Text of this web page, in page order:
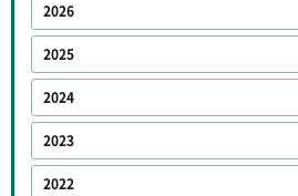
2026
2025
2024
2023
2022